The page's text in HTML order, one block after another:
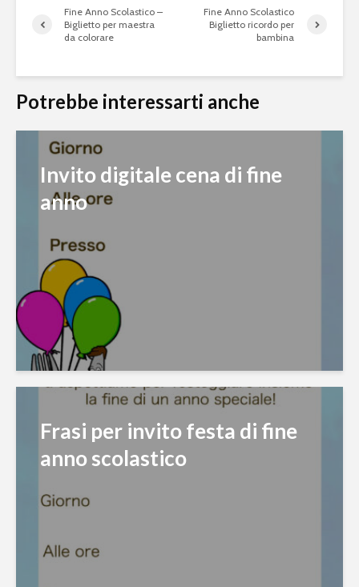
Fine Anno Scolastico –
Biglietto per maestra
da colorare
Fine Anno Scolastico
Biglietto ricordo per
bambina
Potrebbe interessarti anche
Invito digitale cena di fine
anno
Frasi per invito festa di fine
anno scolastico